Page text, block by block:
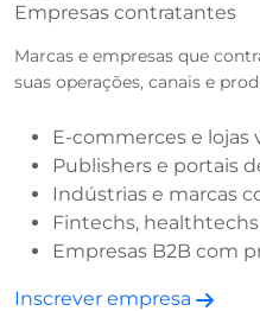
Empresas contratantes
Marcas e empresas que
suas operações, canais e
E-commerces e lojas
Publishers e portais
Indústrias e marcas
Fintechs,
Empresas B2B com
Inscrever empresa